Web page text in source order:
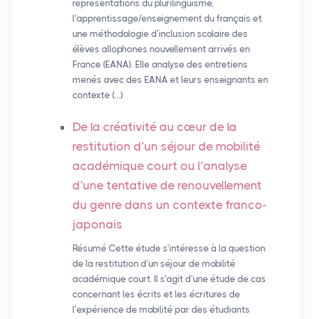
représentations du plurilinguisme,
l’apprentissage/enseignement du français et
une méthodologie d’inclusion scolaire des
élèves allophones nouvellement arrivés en
France (EANA). Elle analyse des entretiens
menés avec des EANA et leurs enseignants en
contexte (…)
De la créativité au cœur de la
restitution d’un séjour de mobilité
académique court ou l’analyse
d’une tentative de renouvellement
du genre dans un contexte franco-
japonais
Résumé Cette étude s’intéresse à la question
de la restitution d’un séjour de mobilité
académique court. Il s’agit d’une étude de cas
concernant les écrits et les écritures de
l’expérience de mobilité par des étudiants